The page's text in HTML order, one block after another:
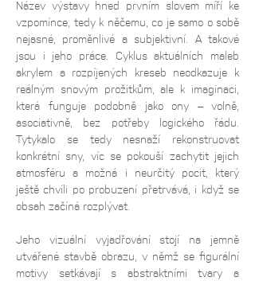
Název výstavy hned prvním slovem míří ke
vzpomínce, tedy k něčemu, co je samo o sobě
nejasné, proměnlivé a subjektivní. A takové
jsou i jeho práce. Cyklus aktuálních maleb
akrylem a rozpíjených kreseb neodkazuje k
reálným snovým prožitkům, ale k imaginaci,
která funguje podobně jako ony – volně,
asociativně, bez potřeby logického řádu.
Tytykalo se tedy nesnaží rekonstruovat
konkrétní sny, víc se pokouší zachytit jejich
atmosféru a možná i neurčitý pocit, který
ještě chvíli po probuzení přetrvává, i když se
obsah začíná rozplývat.
Jeho vizuální vyjadřování stojí na jemně
utvářené stavbě obrazu, v němž se figurální
motivy setkávají s abstraktními tvary a